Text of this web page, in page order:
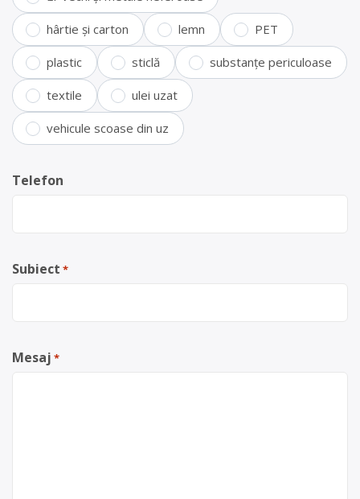
hârtie și carton lemn PET
plastic sticlă substanțe periculoase
textile ulei uzat
vehicule scoase din uz
Telefon
Subiect *
Mesaj *